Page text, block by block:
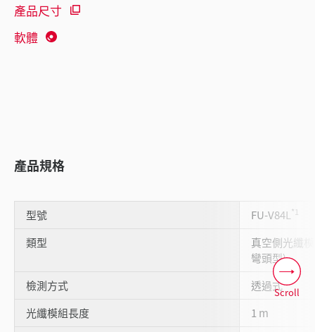
產品尺寸
軟體
產品規格
型號 FU-V84L *1
類型
真空側光纖
彎頭型)
檢測方式
透過式
光纖模組長度
1 m
Scroll